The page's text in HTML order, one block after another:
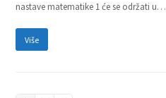
nastave matematike 1 će se održati u…
Više